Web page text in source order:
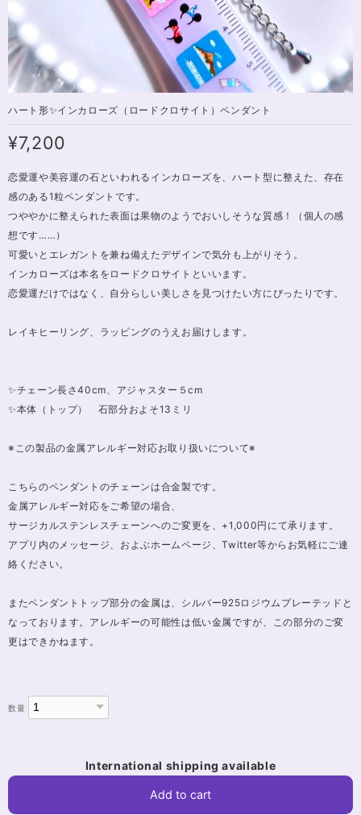
ハート形✨インカローズ（ロードクロサイト）ペンダント
¥7,200
恋愛運や美容運の石といわれるインカローズを、ハート型に整えた、存在
感のある1粒ペンダントです。
つややかに整えられた表面は果物のようでおいしそうな質感！（個人の感
想です……）
可愛いとエレガントを兼ね備えたデザインで気分も上がりそう。
インカローズは本名をロードクロサイトといいます。
恋愛運だけではなく、自分らしい美しさを見つけたい方にぴったりです。
レイキヒーリング、ラッピングのうえお届けします。
✨チェーン長さ40cm、アジャスター５cm
✨本体（トップ） 石部分およそ13ミリ
※この製品の金属アレルギー対応お取り扱いについて※
こちらのペンダントのチェーンは合金製です。
金属アレルギー対応をご希望の場合、
サージカルステンレスチェーンへのご変更を、+1,000円にて承ります。
アプリ内のメッセージ、およぶホームページ、Twitter等からお気軽にご連
絡ください。
またペンダントトップ部分の金属は、シルバー925ロジウムプレーテッドと
なっております。アレルギーの可能性は低い金属ですが、この部分のご変
更はできかねます。
数量
International shipping available
Add to cart